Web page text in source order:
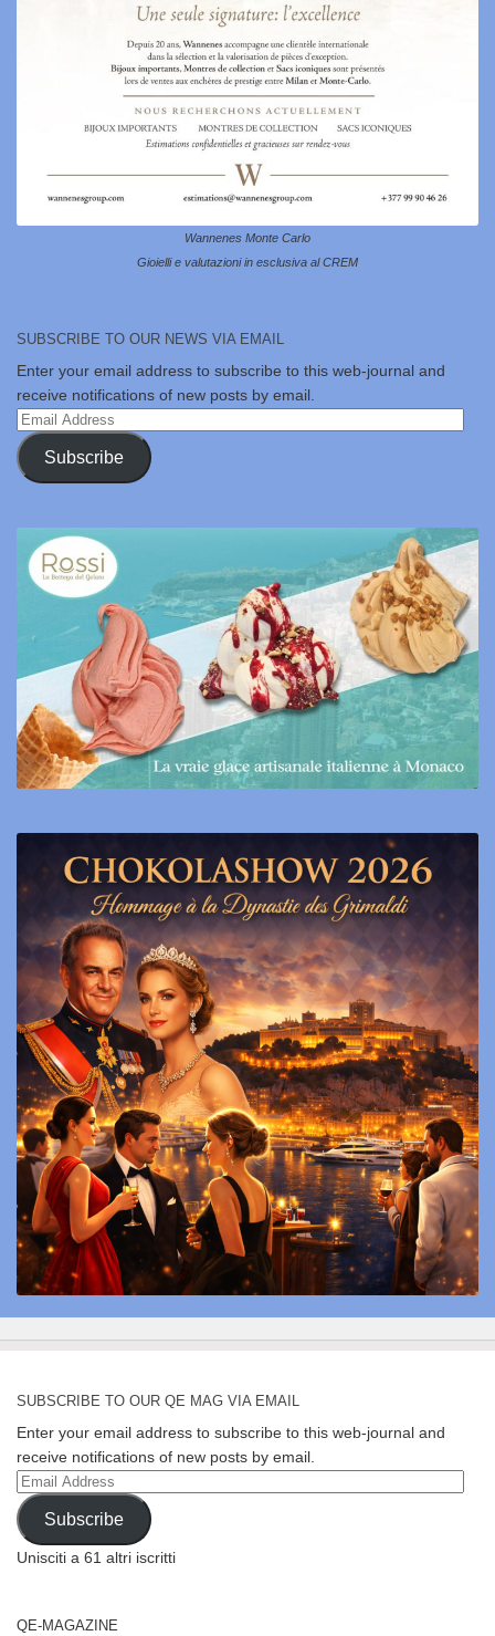
Wannenes Monte Carlo
Gioielli e valutazioni in esclusiva al CREM
SUBSCRIBE TO OUR NEWS VIA EMAIL
Enter your email address to subscribe to this web-journal and
receive notifications of new posts by email.
Email
Address
Subscribe
SUBSCRIBE TO OUR QE MAG VIA EMAIL
Enter your email address to subscribe to this web-journal and
receive notifications of new posts by email.
Email
Address
Subscribe
Unisciti a 61 altri iscritti
QE-MAGAZINE